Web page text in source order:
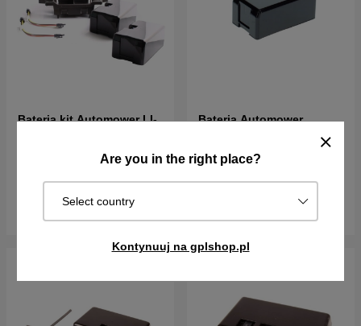
Are you in the right place?
Select country
Kontynuuj na gplshop.pl
Bateria kit Automower LI-
W magazynie
Kup!
Bateria Automower
405V/XE, 410V/XE, 320,
969PLN
W magazynie